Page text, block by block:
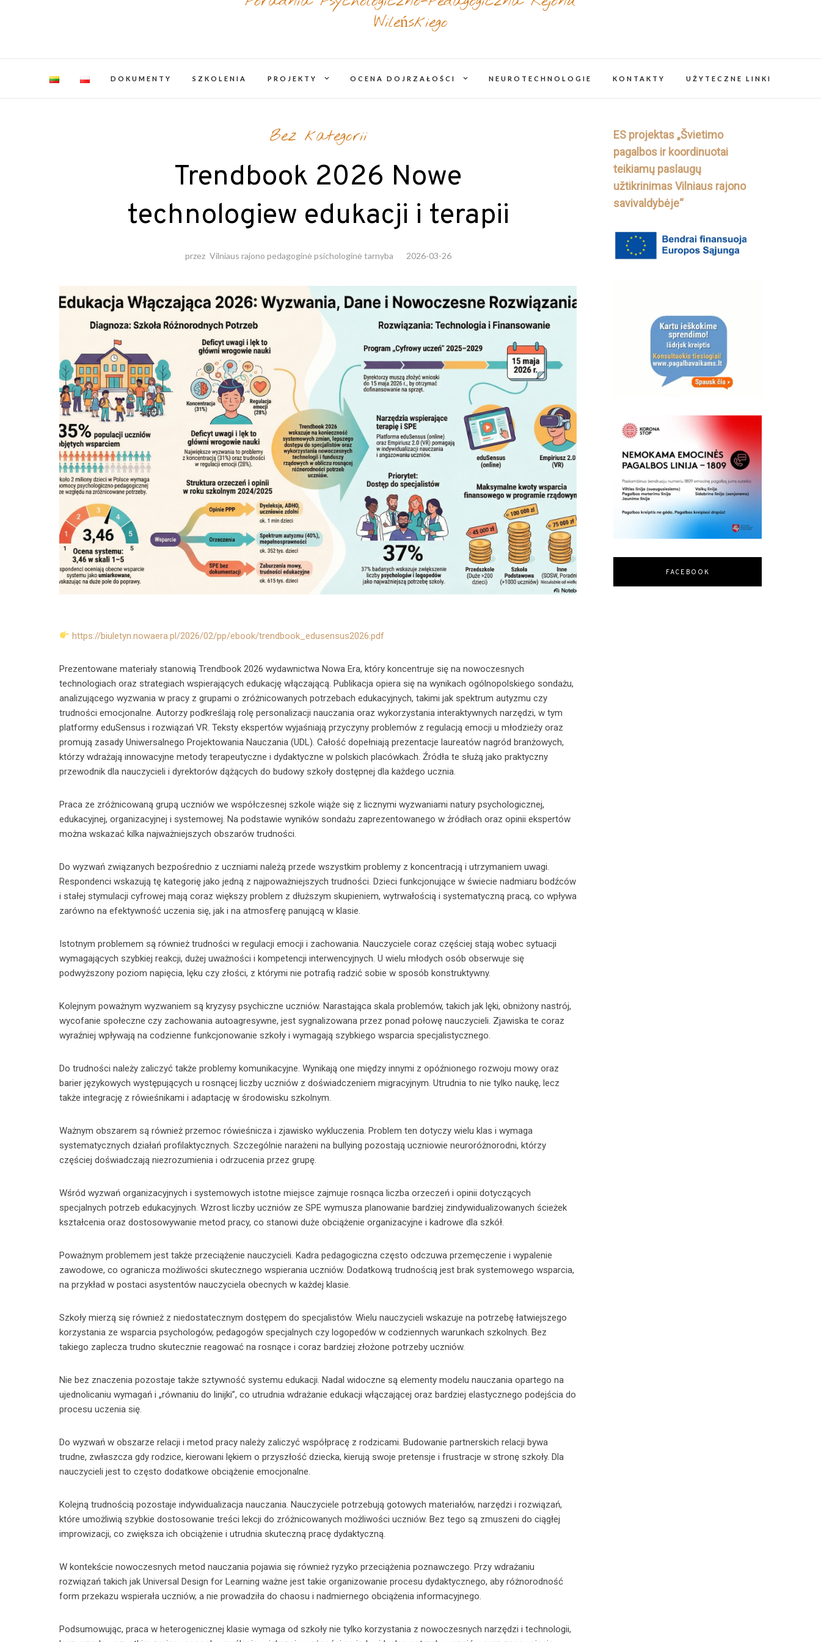
Wileńskiego
DOKUMENTY SZKOLENIA PROJEKTY
childOCENA DOJRZAŁOŚCI
childNEUROTECHNOLOGIE KONTAKTY UŻYTECZNE LINKI
Bez kategorii
Trendbook 2026 Nowe
technologiew edukacji i terapii
przez Vilniaus rajono pedagoginė psichologinė tarnyba 2026-03-26
https://biuletyn.nowaera.pl/2026/02/pp/ebook/trendbook_edusensus2026.pdf
Prezentowane materiały stanowią Trendbook 2026 wydawnictwa Nowa Era, który koncentruje się na nowoczesnych
technologiach oraz strategiach wspierających edukację włączającą. Publikacja opiera się na wynikach ogólnopolskiego sondażu,
analizującego wyzwania w pracy z grupami o zróżnicowanych potrzebach edukacyjnych, takimi jak spektrum autyzmu czy
trudności emocjonalne. Autorzy podkreślają rolę personalizacji nauczania oraz wykorzystania interaktywnych narzędzi, w tym
platformy eduSensus i rozwiązań VR. Teksty ekspertów wyjaśniają przyczyny problemów z regulacją emocji u młodzieży oraz
promują zasady Uniwersalnego Projektowania Nauczania (UDL). Całość dopełniają prezentacje laureatów nagród branżowych,
którzy wdrażają innowacyjne metody terapeutyczne i dydaktyczne w polskich placówkach. Źródła te służą jako praktyczny
przewodnik dla nauczycieli i dyrektorów dążących do budowy szkoły dostępnej dla każdego ucznia.
Praca ze zróżnicowaną grupą uczniów we współczesnej szkole wiąże się z licznymi wyzwaniami natury psychologicznej,
edukacyjnej, organizacyjnej i systemowej. Na podstawie wyników sondażu zaprezentowanego w źródłach oraz opinii ekspertów
można wskazać kilka najważniejszych obszarów trudności.
Do wyzwań związanych bezpośrednio z uczniami należą przede wszystkim problemy z koncentracją i utrzymaniem uwagi.
Respondenci wskazują tę kategorię jako jedną z najpoważniejszych trudności. Dzieci funkcjonujące w świecie nadmiaru bodźców
i stałej stymulacji cyfrowej mają coraz większy problem z dłuższym skupieniem, wytrwałością i systematyczną pracą, co wpływa
zarówno na efektywność uczenia się, jak i na atmosferę panującą w klasie.
Istotnym problemem są również trudności w regulacji emocji i zachowania. Nauczyciele coraz częściej stają wobec sytuacji
wymagających szybkiej reakcji, dużej uważności i kompetencji interwencyjnych. U wielu młodych osób obserwuje się
podwyższony poziom napięcia, lęku czy złości, z którymi nie potrafią radzić sobie w sposób konstruktywny.
Kolejnym poważnym wyzwaniem są kryzysy psychiczne uczniów. Narastająca skala problemów, takich jak lęki, obniżony nastrój,
wycofanie społeczne czy zachowania autoagresywne, jest sygnalizowana przez ponad połowę nauczycieli. Zjawiska te coraz
wyraźniej wpływają na codzienne funkcjonowanie szkoły i wymagają szybkiego wsparcia specjalistycznego.
Do trudności należy zaliczyć także problemy komunikacyjne. Wynikają one między innymi z opóźnionego rozwoju mowy oraz
barier językowych występujących u rosnącej liczby uczniów z doświadczeniem migracyjnym. Utrudnia to nie tylko naukę, lecz
także integrację z rówieśnikami i adaptację w środowisku szkolnym.
Ważnym obszarem są również przemoc rówieśnicza i zjawisko wykluczenia. Problem ten dotyczy wielu klas i wymaga
systematycznych działań profilaktycznych. Szczególnie narażeni na bullying pozostają uczniowie neuroróżnorodni, którzy
częściej doświadczają niezrozumienia i odrzucenia przez grupę.
Wśród wyzwań organizacyjnych i systemowych istotne miejsce zajmuje rosnąca liczba orzeczeń i opinii dotyczących
specjalnych potrzeb edukacyjnych. Wzrost liczby uczniów ze SPE wymusza planowanie bardziej zindywidualizowanych ścieżek
kształcenia oraz dostosowywanie metod pracy, co stanowi duże obciążenie organizacyjne i kadrowe dla szkół.
Poważnym problemem jest także przeciążenie nauczycieli. Kadra pedagogiczna często odczuwa przemęczenie i wypalenie
zawodowe, co ogranicza możliwości skutecznego wspierania uczniów. Dodatkową trudnością jest brak systemowego wsparcia,
na przykład w postaci asystentów nauczyciela obecnych w każdej klasie.
Szkoły mierzą się również z niedostatecznym dostępem do specjalistów. Wielu nauczycieli wskazuje na potrzebę łatwiejszego
korzystania ze wsparcia psychologów, pedagogów specjalnych czy logopedów w codziennych warunkach szkolnych. Bez
takiego zaplecza trudno skutecznie reagować na rosnące i coraz bardziej złożone potrzeby uczniów.
Nie bez znaczenia pozostaje także sztywność systemu edukacji. Nadal widoczne są elementy modelu nauczania opartego na
ujednolicaniu wymagań i „równaniu do linijki”, co utrudnia wdrażanie edukacji włączającej oraz bardziej elastycznego podejścia do
procesu uczenia się.
Do wyzwań w obszarze relacji i metod pracy należy zaliczyć współpracę z rodzicami. Budowanie partnerskich relacji bywa
trudne, zwłaszcza gdy rodzice, kierowani lękiem o przyszłość dziecka, kierują swoje pretensje i frustracje w stronę szkoły. Dla
nauczycieli jest to często dodatkowe obciążenie emocjonalne.
Kolejną trudnością pozostaje indywidualizacja nauczania. Nauczyciele potrzebują gotowych materiałów, narzędzi i rozwiązań,
które umożliwią szybkie dostosowanie treści lekcji do zróżnicowanych możliwości uczniów. Bez tego są zmuszeni do ciągłej
improwizacji, co zwiększa ich obciążenie i utrudnia skuteczną pracę dydaktyczną.
W kontekście nowoczesnych metod nauczania pojawia się również ryzyko przeciążenia poznawczego. Przy wdrażaniu
rozwiązań takich jak Universal Design for Learning ważne jest takie organizowanie procesu dydaktycznego, aby różnorodność
form przekazu wspierała uczniów, a nie prowadziła do chaosu i nadmiernego obciążenia informacyjnego.
Podsumowując, praca w heterogenicznej klasie wymaga od szkoły nie tylko korzystania z nowoczesnych narzędzi i technologii,
ES projektas „Švietimo
pagalbos ir koordinuotai
teikiamų paslaugų
užtikrinimas Vilniaus rajono
savivaldybėje“
FACEBOOK